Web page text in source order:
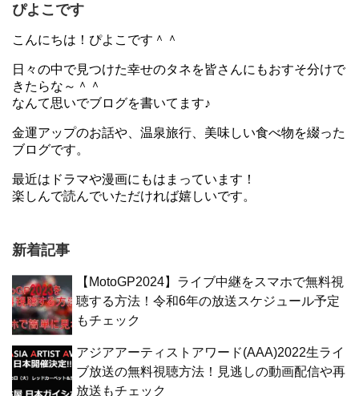
ぴよこです
こんにちは！ぴよこです＾＾
日々の中で見つけた幸せのタネを皆さんにもおすそ分けで
きたらな～＾＾
なんて思いでブログを書いてます♪
金運アップのお話や、温泉旅行、美味しい食べ物を綴った
ブログです。
最近はドラマや漫画にもはまっています！
楽しんで読んでいただければ嬉しいです。
新着記事
【MotoGP2024】ライブ中継をスマホで無料視
聴する方法！令和6年の放送スケジュール予定
もチェック
アジアアーティストアワード(AAA)2022生ライ
ブ放送の無料視聴方法！見逃しの動画配信や再
放送もチェック